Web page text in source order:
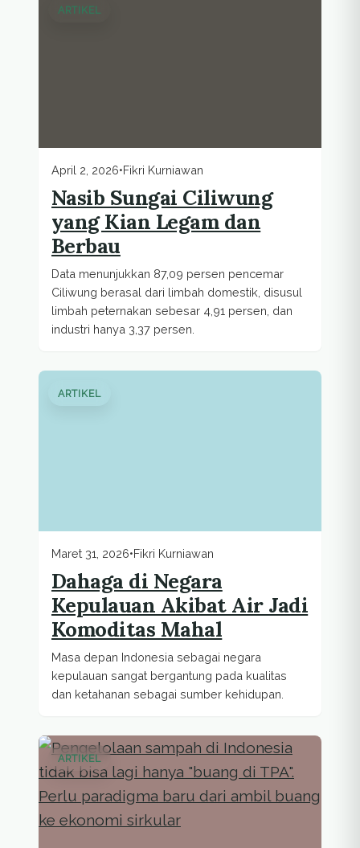
ARTIKEL
April 2, 2026•Fikri Kurniawan
Nasib Sungai Ciliwung
yang Kian Legam dan
Berbau
Data menunjukkan 87,09 persen pencemar
Ciliwung berasal dari limbah domestik, disusul
limbah peternakan sebesar 4,91 persen, dan
industri hanya 3,37 persen.
ARTIKEL
Maret 31, 2026•Fikri Kurniawan
Dahaga di Negara
Kepulauan Akibat Air Jadi
Komoditas Mahal
Masa depan Indonesia sebagai negara
kepulauan sangat bergantung pada kualitas
dan ketahanan sebagai sumber kehidupan.
ARTIKEL